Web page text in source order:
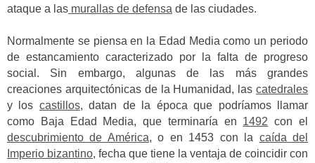
ataque a las murallas de defensa de las ciudades.
Normalmente se piensa en la Edad Media como un periodo
de estancamiento caracterizado por la falta de progreso
social. Sin embargo, algunas de las más grandes
creaciones arquitectónicas de la Humanidad, las catedrales
y los castillos, datan de la época que podríamos llamar
como Baja Edad Media, que terminaría en 1492 con el
descubrimiento de América, o en 1453 con la caída del
Imperio bizantino, fecha que tiene la ventaja de coincidir con